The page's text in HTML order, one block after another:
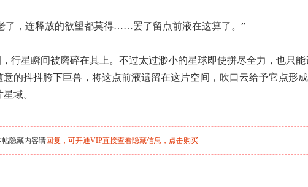
了，连释放的欲望都莫得……罢了留点前液在这算了。”
行星瞬间被磨碎在其上。不过太过渺小的星球即使拼尽全力，也只
的抖抖胯下巨兽，将这点前液遗留在这片空间，吹口云给予它点形
域。
隐藏内容请回复，可开通VIP直接查看隐藏信息， 点击购买